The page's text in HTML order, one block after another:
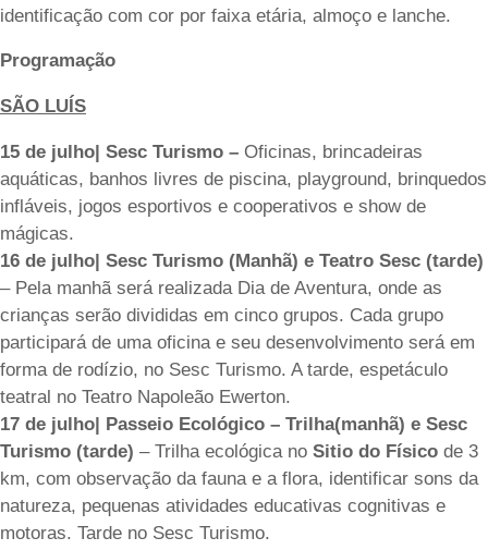
identificação com cor por faixa etária, almoço e lanche.
Programação
SÃO LUÍS
15 de julho| Sesc Turismo – Oficinas, brincadeiras
aquáticas, banhos livres de piscina, playground, brinquedos
infláveis, jogos esportivos e cooperativos e show de
mágicas.
16 de julho| Sesc Turismo (Manhã) e Teatro Sesc (tarde)
– Pela manhã será realizada Dia de Aventura, onde as
crianças serão divididas em cinco grupos. Cada grupo
participará de uma oficina e seu desenvolvimento será em
forma de rodízio, no Sesc Turismo. A tarde, espetáculo
teatral no Teatro Napoleão Ewerton.
17 de julho| Passeio Ecológico – Trilha(manhã) e Sesc
Turismo (tarde) – Trilha ecológica no Sitio do Físico de 3
km, com observação da fauna e a flora, identificar sons da
natureza, pequenas atividades educativas cognitivas e
motoras. Tarde no Sesc Turismo.